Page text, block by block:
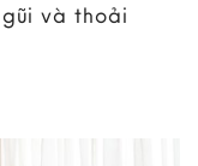
và thoải